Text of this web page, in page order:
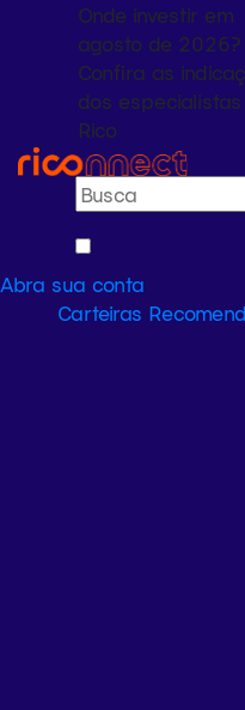
Onde investir em
agosto de 2026?
Confira as
dos
Rico
Abra sua conta
Carteiras